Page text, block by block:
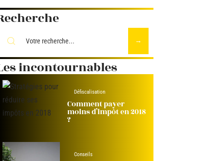
incontournables
Défiscalisation
Comment payer
moins d’impôt en 2018
?
Conseils